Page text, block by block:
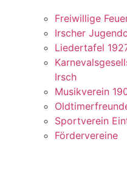
Freiwillige
Irscher
Liedertafel
Irsch
Musikverein
Sportverein
Fördervereine